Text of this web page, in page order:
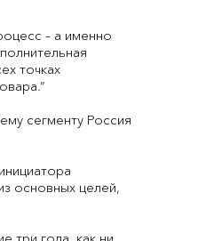
– а именно
точках
сегменту Россия
основных целей,